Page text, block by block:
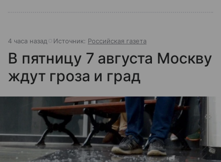
4 часа назад Источник: Российская газета
В пятницу 7 августа Москву
ждут гроза и град